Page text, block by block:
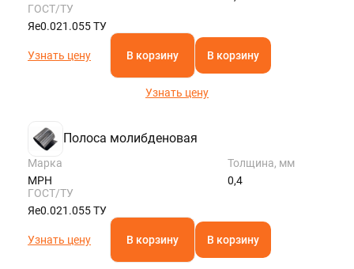
ГОСТ/ТУ
Яе0.021.055 ТУ
Узнать цену В корзину В корзину
Узнать цену
Полоса молибденовая
Марка
МРН
Толщина, мм
0,4
ГОСТ/ТУ
Яе0.021.055 ТУ
Узнать цену В корзину В корзину